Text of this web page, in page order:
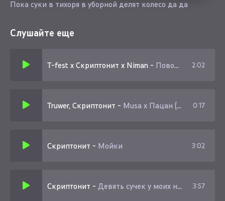
Пока суки в тихоря в уборной делят колесо да да
Слушайте еще
T-fest x Скриптонит х Niman - Поворот (Mursallin remix) 2:02
Truwer, Скриптонит - Musa x Пацан (Mursallin remix) 0:17
Скриптонит - Мойки 3:02
Скриптонит - Девять сучек у моих ног 36 6 3 на связи 3:57